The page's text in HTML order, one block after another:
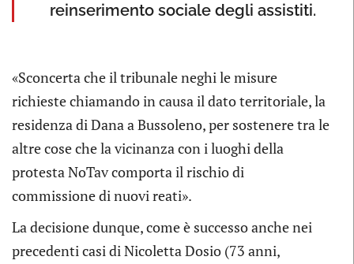
reinserimento sociale degli assistiti.
«Sconcerta che il tribunale neghi le misure
richieste chiamando in causa il dato territoriale, la
residenza di Dana a Bussoleno, per sostenere tra le
altre cose che la vicinanza con i luoghi della
protesta NoTav comporta il rischio di
commissione di nuovi reati».
La decisione dunque, come è successo anche nei
precedenti casi di Nicoletta Dosio (73 anni,